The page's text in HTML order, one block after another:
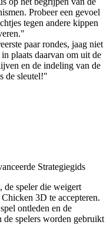
Probeer een gevoel
tegen andere kippen
paar rondes, jaag niet
plaats daarvan om uit de
en de indeling van de
de sleutel!"
Strategiegids
de speler die weigert
3D te accepteren.
ontleden en de
de spelers worden gebruikt